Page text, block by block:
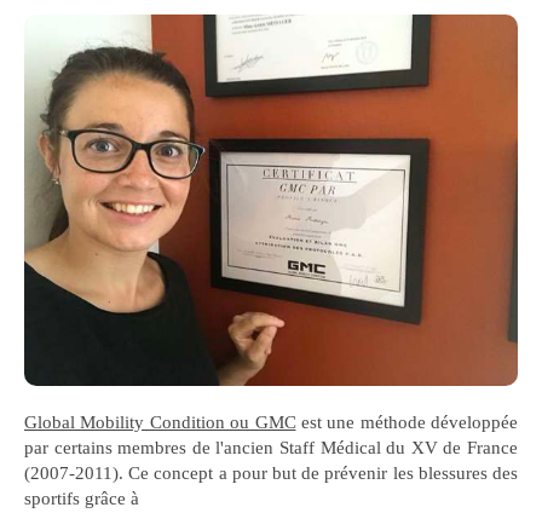
Global Mobility Condition ou GMCest une méthode développée
par certains membres de l'ancien Staff Médical du XV de France
(2007-2011). Ce concept a pour but de prévenir les blessures des
sportifs grâce à